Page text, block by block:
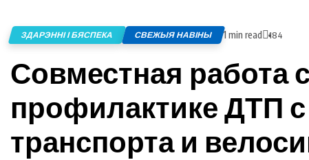
ЗДАРЭННІ І БЯСПЕКА СВЕЖЫЯ НАВІНЫ 1 min read 184
Совместная работа
профилактике ДТП
транспорта и